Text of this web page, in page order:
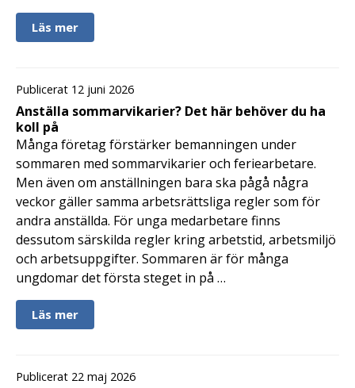
Läs mer
Publicerat 12 juni 2026
Anställa sommarvikarier? Det här behöver du ha
koll på
Många företag förstärker bemanningen under
sommaren med sommarvikarier och feriearbetare.
Men även om anställningen bara ska pågå några
veckor gäller samma arbetsrättsliga regler som för
andra anställda. För unga medarbetare finns
dessutom särskilda regler kring arbetstid, arbetsmiljö
och arbetsuppgifter. Sommaren är för många
ungdomar det första steget in på …
Läs mer
Publicerat 22 maj 2026